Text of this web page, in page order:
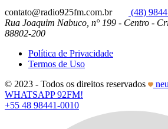
contato@radio925fm.com.br
(48)
Rua Joaquim Nabuco, n° 199 - Centro -
88802-200
Política de Privacidade
Termos de Uso
© 2023 - Todos os direitos reservados
WHATSAPP 92FM!
+55 48 98441-0010